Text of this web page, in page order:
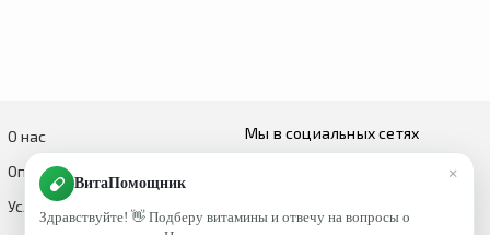
О нас
Оплата и доставка
Условия возврата и обмена
Мы в социальных сетях
×
ВитаПомощник
Здравствуйте! 👋 Подберу витамины и отвечу на вопросы о